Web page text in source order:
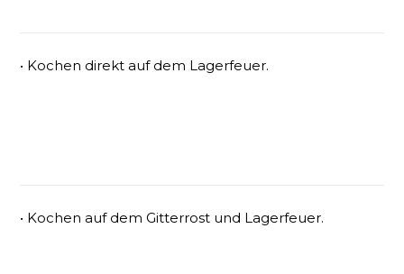
• Kochen direkt auf dem Lagerfeuer.
• Kochen auf dem Gitterrost und Lagerfeuer.